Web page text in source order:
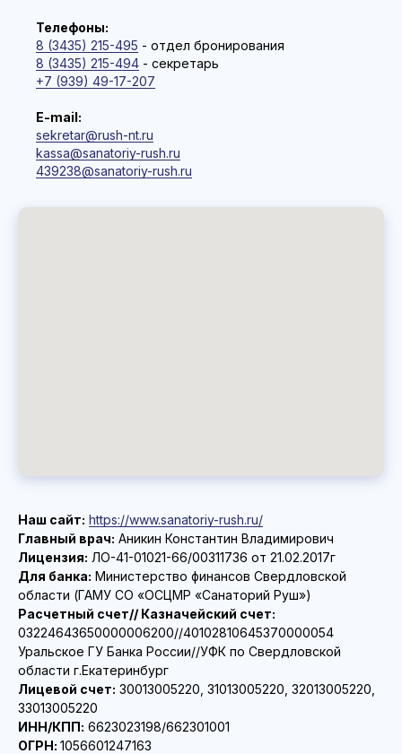
Телефоны:
8 (3435) 215-495 - отдел бронирования
8 (3435) 215-494 - секретарь
+7 (939) 49-17-207
E-mail:
sekretar@rush-nt.ru
kassa@sanatoriy-rush.ru
439238@sanatoriy-rush.ru
Наш сайт: https://www.sanatoriy-rush.ru/
Главный врач: Аникин Константин Владимирович
Лицензия: ЛО-41-01021-66/00311736 от 21.02.2017г
Для банка: Министерство финансов Свердловской
области (ГАМУ СО «ОСЦМР «Санаторий Руш»)
Расчетный счет// Казначейский счет:
03224643650000006200//40102810645370000054
Уральское ГУ Банка России//УФК по Свердловской
области г.Екатеринбург
Лицевой счет: 30013005220, 31013005220, 32013005220,
33013005220
ИНН/КПП: 6623023198/662301001
ОГРН: 1056601247163